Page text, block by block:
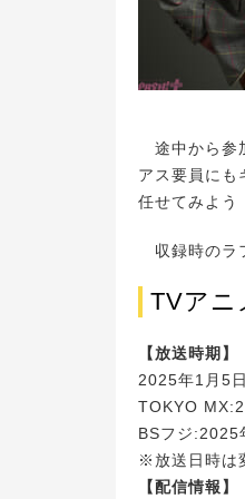
途中から参
アス要員にも
任せてみよ
収録時のラ
TVアニ
【放送時期】
2025年1月5
TOKYO
BSフジ:2025
※放送日時は
【配信情報】